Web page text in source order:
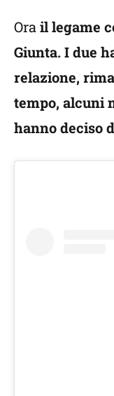
Ora il legame
Giunta. I due
relazione,
tempo, alcuni
hanno deciso